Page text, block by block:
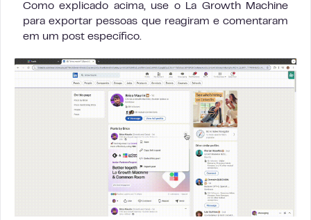
Como explicado acima, use o La Growth Machine
para exportar pessoas que reagiram e comentaram
em um post específico.